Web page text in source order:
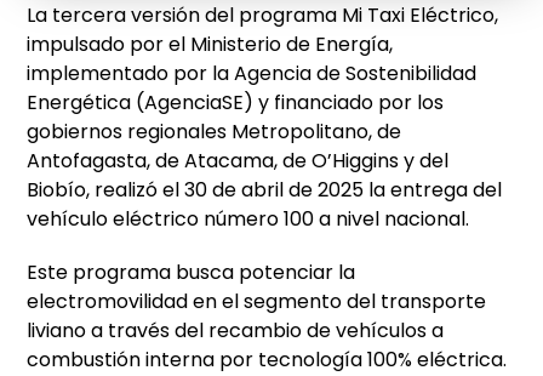
La tercera versión del programa Mi Taxi Eléctrico,
impulsado por el Ministerio de Energía,
implementado por la Agencia de Sostenibilidad
Energética (AgenciaSE) y financiado por los
gobiernos regionales Metropolitano, de
Antofagasta, de Atacama, de O’Higgins y del
Biobío, realizó el 30 de abril de 2025 la entrega del
vehículo eléctrico número 100 a nivel nacional.
Este programa busca potenciar la
electromovilidad en el segmento del transporte
liviano a través del recambio de vehículos a
combustión interna por tecnología 100% eléctrica.